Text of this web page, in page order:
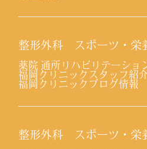
整形外科 スポーツ・栄
薬院 通所リハビリテーショ
福岡クリニックスタッフ紹
福岡クリニックブログ情報
整形外科 スポーツ・栄